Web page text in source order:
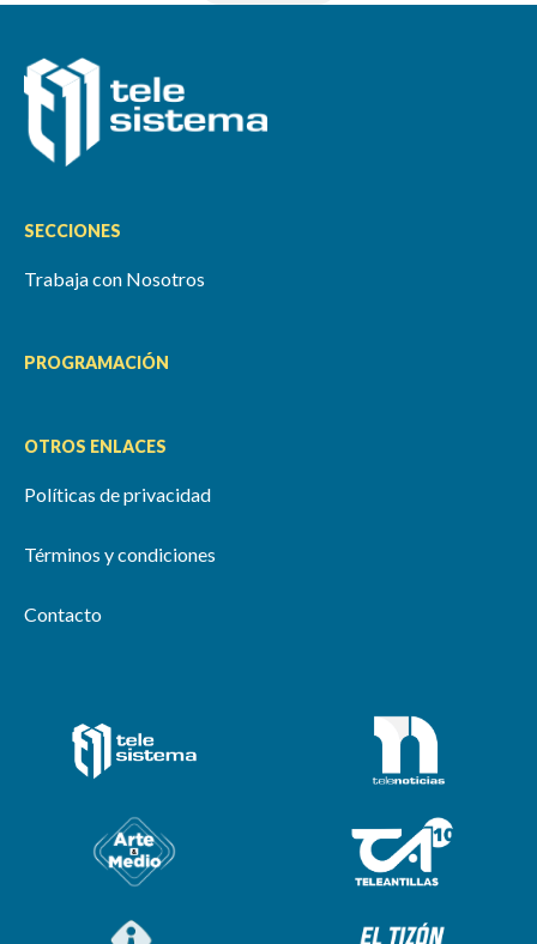
SECCIONES
Trabaja con Nosotros
PROGRAMACIÓN
OTROS ENLACES
Políticas de privacidad
Términos y condiciones
Contacto